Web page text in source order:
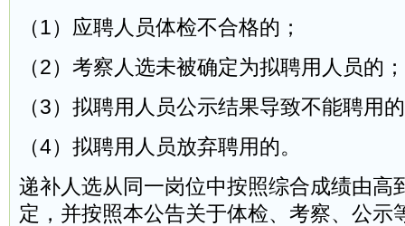
（1）应聘人员体检不合格的；
（2）考察人选未被确定为拟聘用人员的；
（3）拟聘用人员公示结果导致不能聘用
（4）拟聘用人员放弃聘用的。
递补人选从同一岗位中按照综合成绩由高
定，并按照本公告关于体检、考察、公示